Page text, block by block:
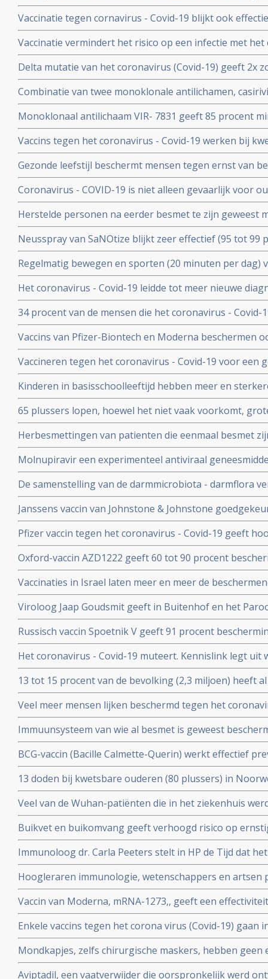
hun immuunsysteem reageert anders dan
Vaccinatie tegen cornavirus - Covid-19 blijkt ook
immuunziektes en mensen die
Vaccinatie vermindert het risico op een infectie met
immuniteit van een eerdere infectie beschermt echter
keer. Dit toont groot onderzoek aan uit Israel
Delta mutatie van het coronavirus (Covid-19) geeft 2x
vs 4 procent) op ernstige ziekte dan de Alpha mutatie.
Combinatie van twee monoklonale antilichamen,
COV) kan ernstig zieke Covid-19 patienten die zelf
behoeden voor overlijden
Monoklonaal antilichaam VIR- 7831 geeft 85 procent
overlijden bij patienten met het coronavirus - COVID-
vergelijking met placebo
Vaccins tegen het coronavirus - Covid-19 werken bij
kankerpatienten onvoldoende blijkt uit groot
Gezonde leefstijl beschermt mensen tegen ernst van
- Covid-19. Blijkt uit groot Engels bevolkingsonderzoek
Coronavirus - COVID-19 is niet alleen gevaarlijk voor
volwassenen van middelbare leeftijd blijkt uit grote
Herstelde personen na eerder besmet te zijn geweest
waren niet besmettelijk voor anderen blijkt uit
professionele basketballers en personeel.
Neusspray van SaNOtize blijkt zeer effectief (95 tot 99
met het coronavirus - Covid-19 zowel bij lichte als
Regelmatig bewegen en sporten (20 minuten per
en leidt tot minder ziekenhuisopnames en sterfte door
Het coronavirus - Covid-19 leidde tot meer nieuwe
uitzaaiingen dan gebruikelijk. Ook werden
uitgesteld en onderbroken
34 procent van de mensen die het coronavirus -
problemen en werd een neurologische of
Vaccins van Pfizer-Biontech en Moderna beschermen
coronavirus aan anderen. Wie is gevaccineerd blijkt
anderen over te dragen
Vaccineren tegen het coronavirus - Covid-19 voor een
patienten en kan duizenden sterfgevallen
studie.
Kinderen in basisschoolleeftijd hebben meer en
besmet te zijn geweest met het coronavirus - Covid-19
65 plussers lopen, hoewel het niet vaak voorkomt,
besmetting met het coronavirus - Covid-19 dan
Herbesmettingen van patienten die eenmaal besmet
- Covid-19 komen zelden voor blijkt uit nieuwe
Molnupiravir een experimenteel antiviraal
virussen, waaronder coronavirussen en specifiek
coronavirus verdwenen bij alle deelnemende patienten.
De samenstelling van de darmmicrobiota - darmflora
COVID-19, vooral de functies in het darmmicrobioom
immuunreacties beinvloeden de ernst van de ziekte
Janssens vaccin van Johnstone & Johnstone
vaccin tegen het coronavirus.
Pfizer vaccin tegen het coronavirus - Covid-19 geeft
met 90 procent effectiviteit, maar er zijn nog veel
Oxford-vaccin AZD1222 geeft 60 tot 90 procent
Covid-19 zegt producent Astrazeneca in een
Vaccinaties in Israel laten meer en meer de
een maand meer jongeren opgenomen dan ouderen in
Viroloog Jaap Goudsmit geeft in Buitenhof en het
snel van de maatregelen afkomen. Vaccineer alle 60
Russisch vaccin Spoetnik V geeft 91 procent
procent bescherming tegen ernstig ziek worden. Blijkt
tussenresultaten
Het coronavirus - Covid-19 muteert. Kennislink legt uit
vaccins bv.
13 tot 15 procent van de bevolking (2,3 miljoen) heeft
coronavirus aangemaakt en hebben al langdurende
opgebouwd. Blijkt uit onderzoek van bloedbank
bloeddonoren.
Veel meer mensen lijken beschermd tegen het
gedacht. Door vroegere besmettingen met
immuniteit opgebouwd.
Immuunsysteem van wie al besmet is geweest
uit ons immuunsysteem ook tegen nieuwe mutaties
Braziliaanse mutaties van het coronavirus - Covid-19
BCG-vaccin (Bacille Calmette-Querin) werkt effectief
ziekten – mogelijk ook tegen COVID-19. RADBOUD
uitstekende resultaten uit studie met ouderen.
13 doden bij kwetsbare ouderen (80 plussers) in
vaccin van Pfizer of Moderna.
Veel van de Wuhan-patiënten die in het ziekenhuis
had zes maanden later nog steeds symptomen, zo
Buikvet en buikomvang geeft verhoogd risico op
coronavirus - Covid-19 blijkt uit Nederlandse studie
Immunoloog dr. Carla Peeters stelt in HP de Tijd dat
risico's is. En onderbouwt dat met ervaringen met het
Hoogleraren immunologie, wetenschappers en artsen
vitamine D tegen Covid-19. Er is steeds meer bewijs
coronavirus - Covid-19
Vaccin van Moderna, mRNA-1273,, geeft een
19 blijkt uit een tussenevaluatie.
Enkele vaccins tegen het corona virus (Covid-19) gaan
onderzocht worden na goede resultaten bij groepen
Mondkapjes, zelfs chirurgische maskers, hebben
tientallen gerandomiseerde studies. Dit in
Aviptadil, een vaatverwijder die oorspronkelijk werd